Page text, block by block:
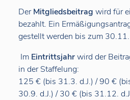
DerMitgliedsbeitrag wird für
bezahlt. Ein
gestellt werden bis zum
Im Eintrittsjahrwird der
in der Staffelung:
125 € (bis 31.3. d.J.) / 90 €
30.9. d.J.) / 30 € (bis 31.12.